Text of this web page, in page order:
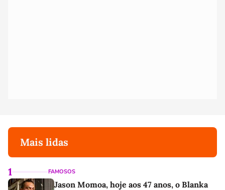
Mais lidas
1 FAMOSOS
Jason Momoa, hoje aos 47 anos, o Blanka